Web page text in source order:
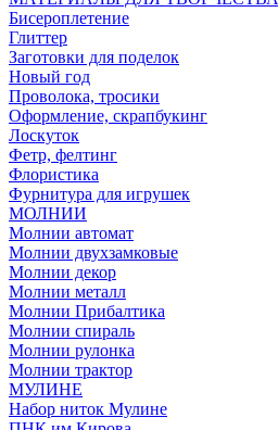
Бисероплетение
Глиттер
Заготовки для поделок
Новый год
Проволока, тросики
Оформление, скрапбукинг
Лоскуток
Фетр, фелтинг
Флористика
Фурнитура для игрушек
МОЛНИИ
Молнии автомат
Молнии двухзамковые
Молнии декор
Молнии металл
Молнии Прибалтика
Молнии спираль
Молнии рулонка
Молнии трактор
МУЛИНЕ
Набор ниток Мулине